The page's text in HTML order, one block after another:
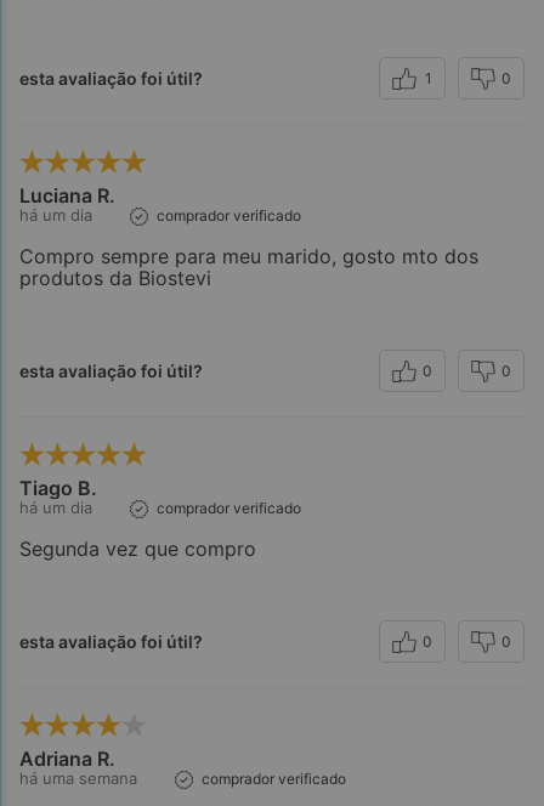
esta avaliação foi útil? 1 0
Luciana R.
há um dia comprador verificado
Compro sempre para meu marido, gosto mto dos
produtos da Biostevi
esta avaliação foi útil? 0 0
Tiago B.
há um dia comprador verificado
Segunda vez que compro
esta avaliação foi útil? 0 0
Adriana R.
há uma semana comprador verificado